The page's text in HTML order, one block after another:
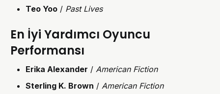
Teo Yoo / Past Lives
En İyi Yardımcı Oyuncu
Performansı
Erika Alexander /American Fiction
Sterling K. Brown /American Fiction